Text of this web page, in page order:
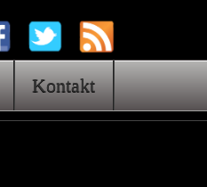
Kontakt